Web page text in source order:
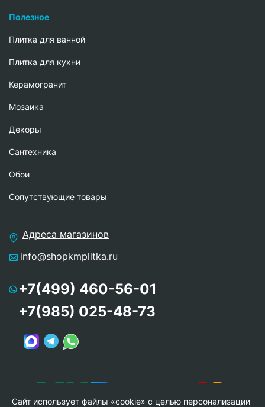
Полезное
Плитка для ванной
Плитка для кухни
Керамогранит
Мозаика
Декоры
Сантехника
Обои
Сопутствующие товары
Адреса магазинов
info@shopkmplitka.ru
+7(499) 460-56-01
+7(985) 025-48-73
Сайт использует файлы «cookie» с целью персонализации